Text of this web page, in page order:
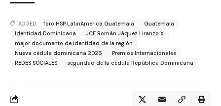
TAGGED: foro HSP LatinAmerica Guatemala
Guatemala
Identidad Dominicana
JCE Román Jáquez Liranzo X
mejor documento de identidad de la región
Nueva cédula dominicana 2026
Premios Internacionales
REDES SOCIALES
seguridad de la cédula República Dominicana